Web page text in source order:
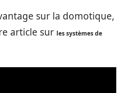
sur la domotique,
article sur les systèmes de